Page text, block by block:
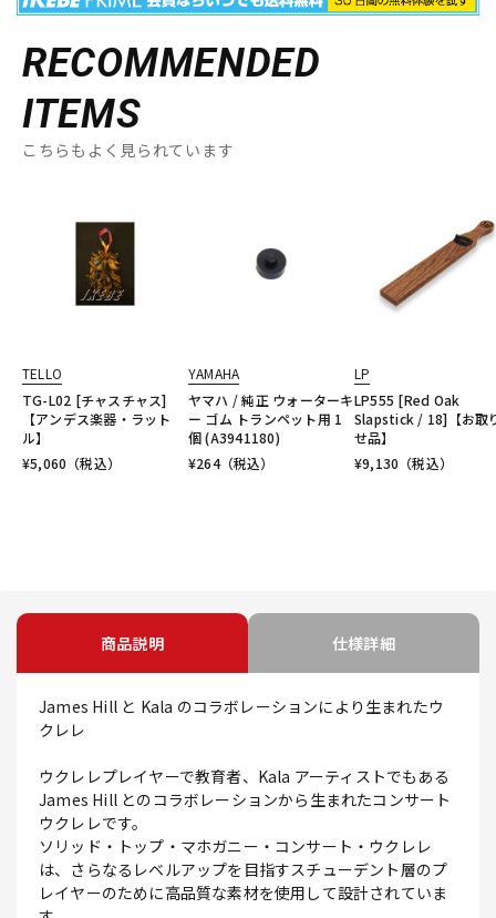
RECOMMENDED
ITEMS
こちらもよく見られています
TELLO
TG-L02 [チャスチャス]
【アンデス楽器・ラット
ル】
¥5,060 （税込）
YAMAHA
ヤマハ / 純正 ウォーターキ
ー ゴム トランペット用 1
個 (A3941180)
¥264（税込）
LP
LP555 [Red Oak
Slapstick / 18]【お取
せ品】
¥9,130 （税込）
商品説明 仕様詳細
James Hill と Kala のコラボレーションにより生まれたウ
クレレ
ウクレレプレイヤーで教育者、Kala アーティストでもある
James Hill とのコラボレーションから生まれたコンサート
ウクレレです。
ソリッド・トップ・マホガニー・コンサート・ウクレレ
は、さらなるレベルアップを目指すスチューデント層のプ
レイヤーのために高品質な素材を使用して設計されていま